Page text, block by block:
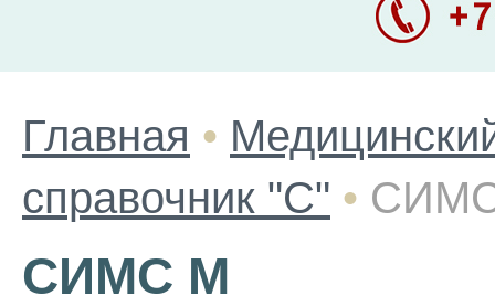
Главная •
справочник "С" •
СИМС М